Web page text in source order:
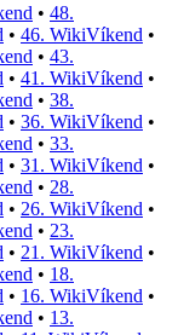
• 48.
• 46. WikiVíkend •
• 43.
• 41. WikiVíkend •
• 38.
• 36. WikiVíkend •
• 33.
• 31. WikiVíkend •
• 28.
• 26. WikiVíkend •
• 23.
• 21. WikiVíkend •
• 18.
• 16. WikiVíkend •
• 13.